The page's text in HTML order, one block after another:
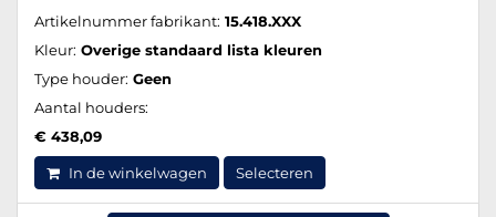
Artikelnummer fabrikant: 15.418.XXX
Kleur: Overige standaard lista kleuren
Type houder: Geen
Aantal houders:
€ 438,09
In de winkelwagen Selecteren